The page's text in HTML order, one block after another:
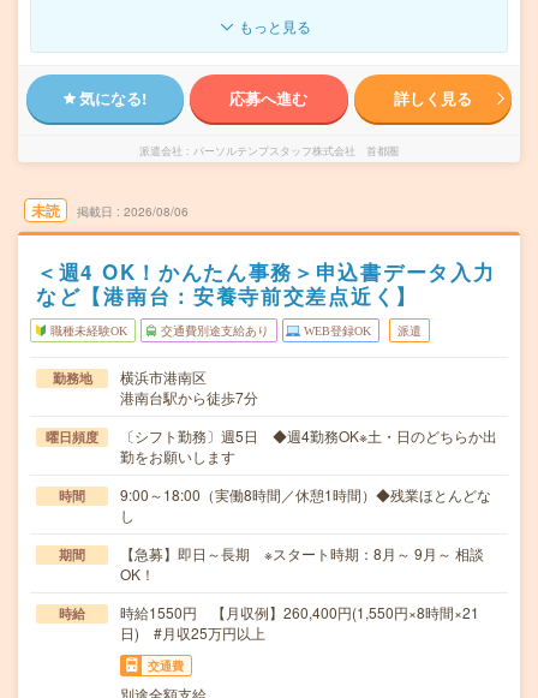
もっと見る
気になる! 応募へ進む 詳しく見る
派遣会社 パーソルテンプスタッフ株式会社 首都圏
未読 掲載日 2026/08/06
＜週4 OK！かんたん事務＞申込書データ入力
など【港南台：安養寺前交差点近く】
職種未経験OK 交通費別途支給あり WEB登録OK 派遣
勤務地
横浜市港南区
港南台駅から徒歩7分
曜日頻度
〔シフト勤務〕週5日 ◆週4勤務OK※土・日のどちらか出
勤をお願いします
時間
9:00～18:00（実働8時間／休憩1時間）◆残業ほとんどな
し
期間
【急募】即日～長期 ※スタート時期：8月～ 9月～ 相談
OK！
時給
時給1550円 【月収例】260,400円(1,550円×8時間×21
日) #月収25万円以上
交通費
別途全額支給